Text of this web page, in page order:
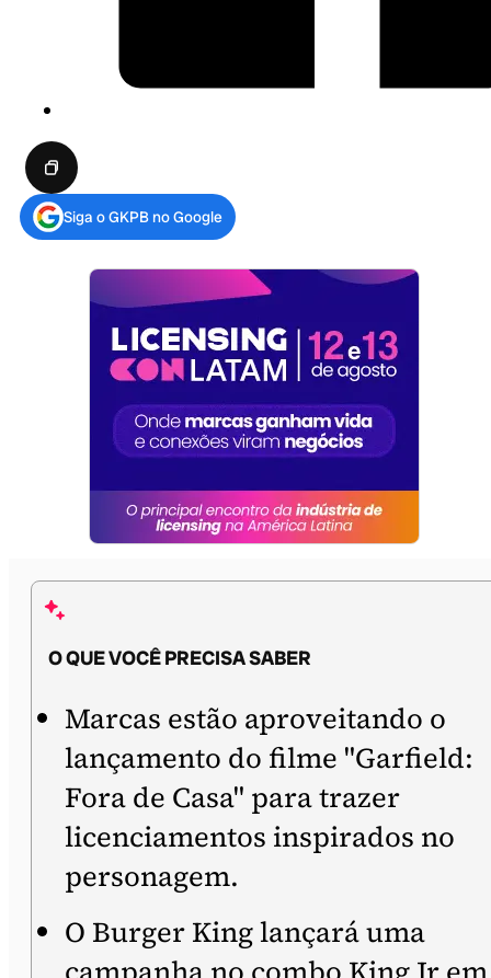
Siga o GKPB no Google
O QUE VOCÊ PRECISA SABER
Marcas estão aproveitando o
lançamento do filme "Garfield:
Fora de Casa" para trazer
licenciamentos inspirados no
personagem.
O Burger King lançará uma